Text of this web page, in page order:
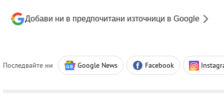
Добави ни в предпочитани източници в Google
Последвайте ни Google News Facebook